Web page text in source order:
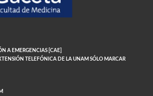
A EMERGENCIAS [CAE]
TELEFÓNICA DE LA UNAM SÓLO MARCAR